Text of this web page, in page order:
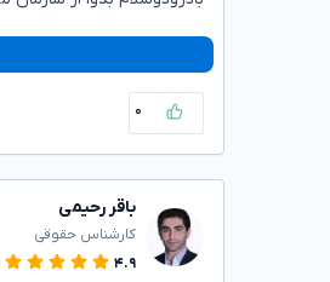
۰
باقر رحیمی
کارشناس حقوقی
۴.۹